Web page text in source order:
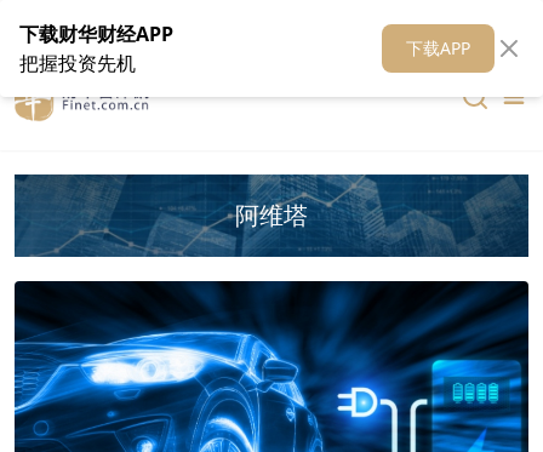
在线客服 关于我们 财华媒体矩阵 财华智库
阿维塔
下载财华财经APP
把握投资先机
下载APP